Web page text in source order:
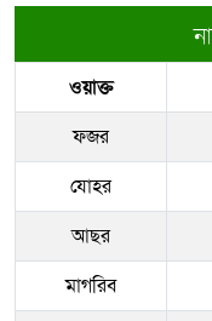
ওয়াক্ত
ফজর
যোহর
আছর
মাগরিব